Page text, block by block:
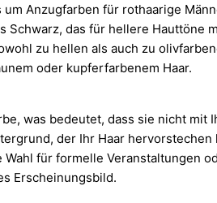
Anzugfarben für rothaarige
das für hellere Hauttöne
zu hellen als auch zu
oder kupferfarbenem Haar.
was bedeutet, dass sie nicht mit
der Ihr Haar hervorstechen
für formelle Veranstaltungen
Erscheinungsbild.